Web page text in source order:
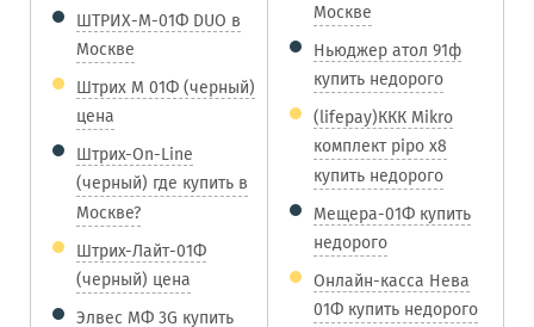
ШТРИХ-М-01Ф DUO в
Москве
Штрих М 01Ф (черный)
цена
Штрих-On-Line
(черный) где купить в
Москве?
Штрих-Лайт-01Ф
(черный) цена
Элвес МФ 3G купить
Москве
Ньюджер атол 91ф
купить недорого
(lifepay)ККК Mikro
комплект pipo x8
купить недорого
Мещера-01Ф купить
недорого
Онлайн-касса Нева
01Ф купить недорого